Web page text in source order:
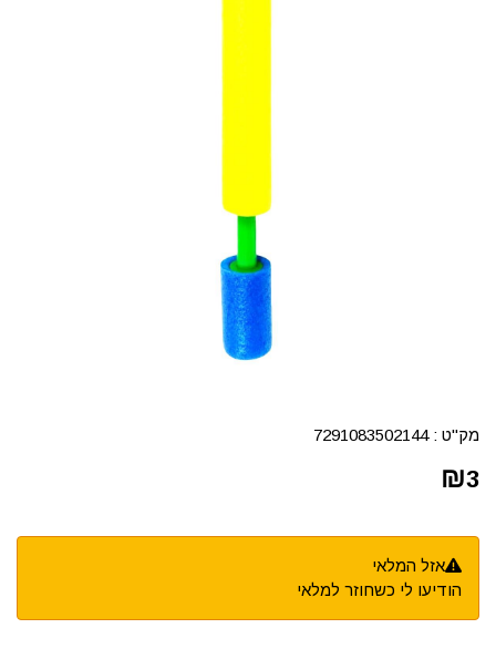
מק"ט :7291083502144
₪3
אזל המלאי
הודיעו לי כשחוזר למלאי